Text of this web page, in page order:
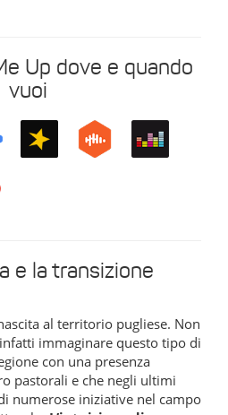
Up dove e quando
vuoi
e la transizione
al territorio pugliese. Non
immaginare questo tipo di
con una presenza
pastorali e che negli ultimi
numerose iniziative nel campo